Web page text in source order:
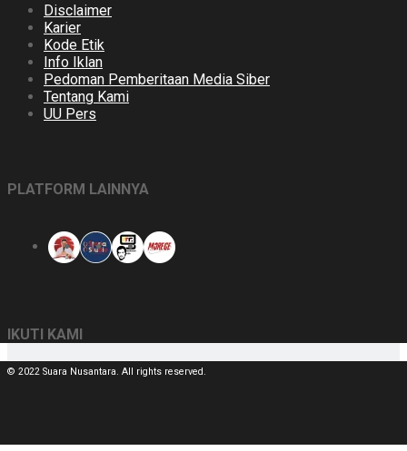
Disclaimer
Karier
Kode Etik
Info Iklan
Pedoman Pemberitaan Media Siber
Tentang Kami
UU Pers
PLATFORM LAINNYA
IKUTI KAMI
© 2022 Suara Nusantara. All rights reserved.